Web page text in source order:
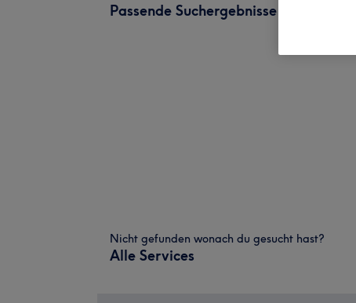
Passende Suchergebnisse
Nicht gefunden wonach du gesucht hast?
Alle Services